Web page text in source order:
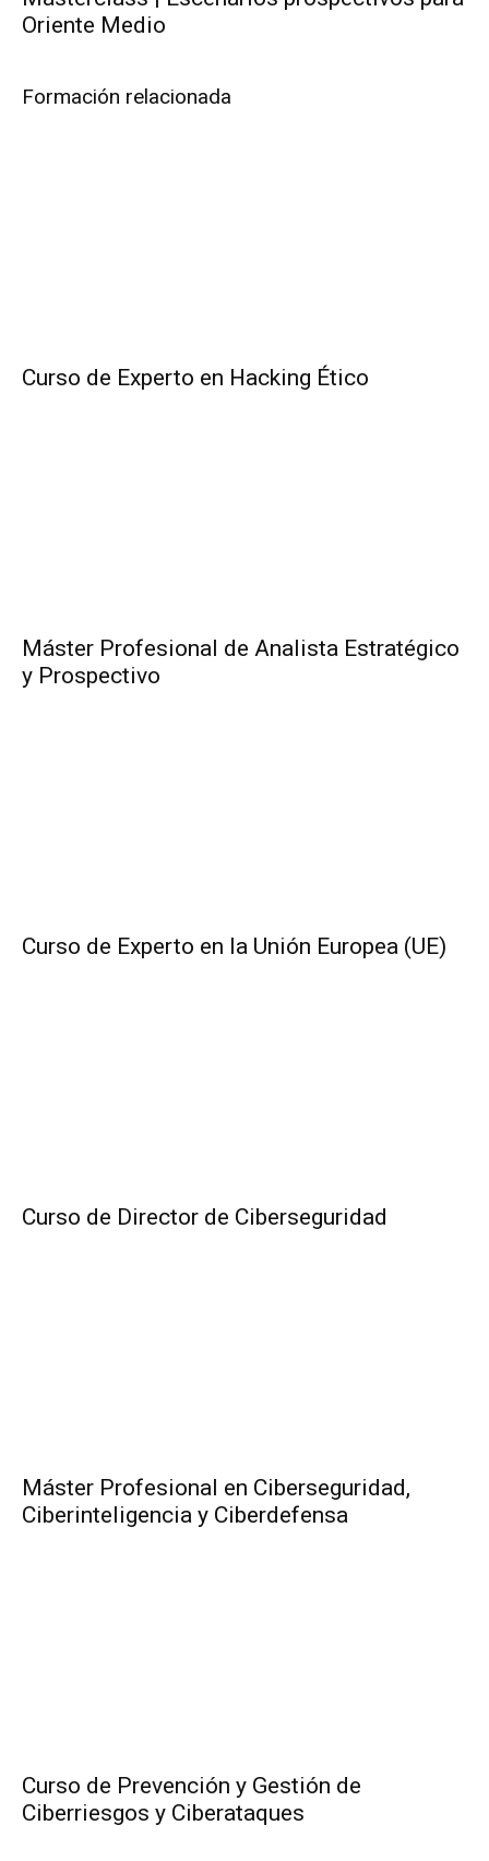
Oriente Medio
Formación relacionada
Curso de Experto en Hacking Ético
Máster Profesional de Analista Estratégico
y Prospectivo
Curso de Experto en la Unión Europea (UE)
Curso de Director de Ciberseguridad
Máster Profesional en Ciberseguridad,
Ciberinteligencia y Ciberdefensa
Curso de Prevención y Gestión de
Ciberriesgos y Ciberataques